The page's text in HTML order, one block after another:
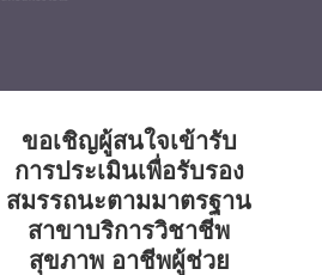
ขอเชิญผู้สนใจเข้ารับ
การประเมินเพื่อรับรอง
สมรรถนะตามมาตรฐาน
สาขาบริการวิชาชีพ
สุขภาพ อาชีพผู้ช่วย